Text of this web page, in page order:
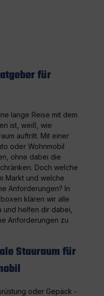
für
lange Reise mit dem
ist, weiß, wie
auftritt. Mit einer
oder Wohnmobil
ohne dabei die
Doch welche
Markt und welche
Anforderungen? In
klären wir alle
und helfen dir dabei,
Anforderungen zu
Stauraum für
oder Gepäck -